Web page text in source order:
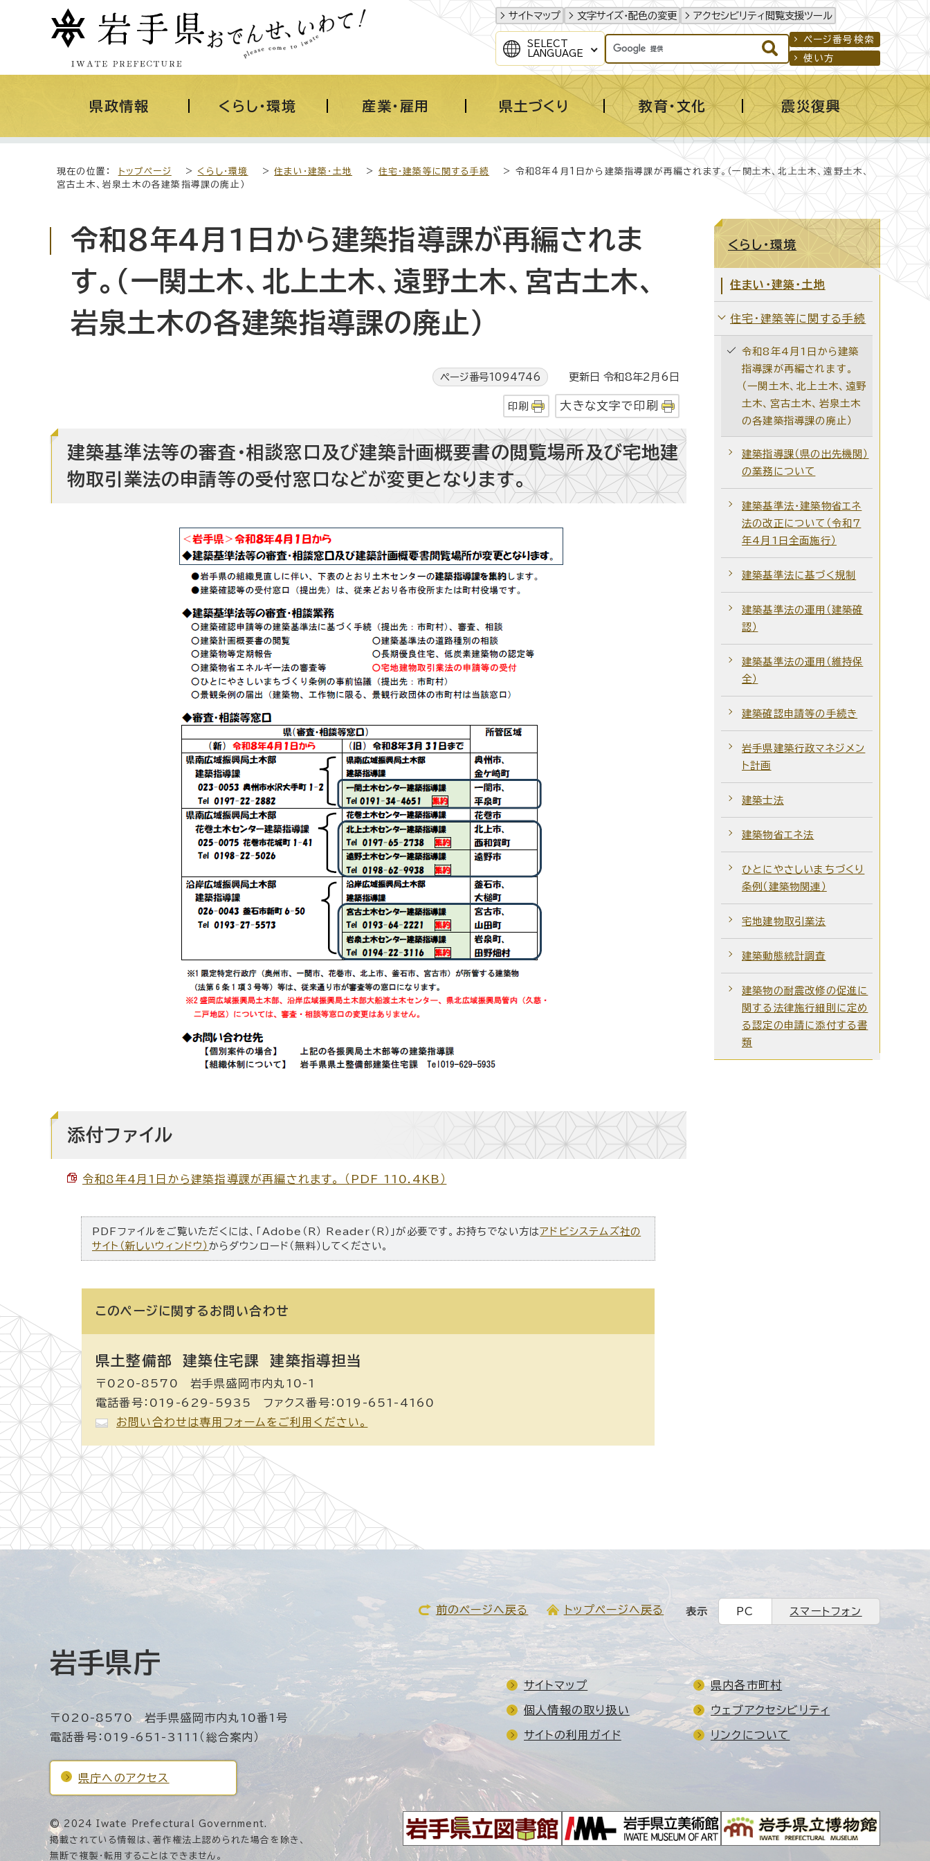
サイトマップ 文字サイズ・配色の変更 アクセシビリティ閲覧支援ツール
SELECT
LANGUAGE
ページ番号検索
使い方
県政情報 くらし・環境 産業・雇用 県土づくり 教育・文化 震災復興
現在の位置： トップページ > くらし・環境 >住まい・建築・土地 > 住宅・建築等に関する手続
> 令和8年4月1日から建築指導課が再編されます。（一関土木、北上土木、遠野土木、
宮古土木、岩泉土木の各建築指導課の廃止）
令和8年4月1日から建築指導課が再編されま
す。（一関土木、北上土木、遠野土木、宮古土木、
岩泉土木の各建築指導課の廃止）
ページ番号1094746 更新日 令和8年2月6日
印刷 大きな文字で印刷
建築基準法等の審査・相談窓口及び建築計画概要書の閲覧場所及び宅地建
物取引業法の申請等の受付窓口などが変更となります。
添付ファイル
令和8年4月1日から建築指導課が再編されます。 （PDF 110.4KB）
PDFファイルをご覧いただくには、「Adobe（R） Reader（R）」が必要です。お持ちでない方はアドビシステムズ社の
サイト（新しいウィンドウ） からダウンロード（無料）してください。
このページに関する お問い合わせ
県土整備部 建築住宅課 建築指導担当
〒020-8570 岩手県盛岡市内丸10-1
電話番号：019-629-5935 ファクス番号：019-651-4160
お問い合わせは専用フォームをご利用ください。
くらし・環境
住まい・建築・土地
住宅・建築等に関する手続
令和8年4月1日から建築
指導課が再編されます。
（一関土木、北上土木、遠野
土木、宮古土木、岩泉土木
の各建築指導課の廃止）
建築指導課（県の出先機関）
の業務について
建築基準法・建築物省エネ
法の改正について（令和7
年4月1日全面施行）
建築基準法に基づく規制
建築基準法の運用（建築確
認）
建築基準法の運用（維持保
全）
建築確認申請等の手続き
岩手県建築行政マネジメン
ト計画
建築士法
建築物省エネ法
ひとにやさしいまちづくり
条例（建築物関連）
宅地建物取引業法
建築動態統計調査
建築物の耐震改修の促進に
関する法律施行細則に定め
る認定の申請に添付する書
類
前のページへ戻る トップページへ戻る 表示 PC スマートフォン
岩手県庁
〒020-8570 岩手県盛岡市内丸10番1号
電話番号：019-651-3111（総合案内）
県庁へのアクセス
サイトマップ 県内各市町村
個人情報の取り扱い ウェブアクセシビリティ
サイトの利用ガイド リンクについて
© 2024 Iwate Prefectural Government.
掲載されている情報は、著作権法上認められた場合を除き、
無断で複製・転用することはできません。